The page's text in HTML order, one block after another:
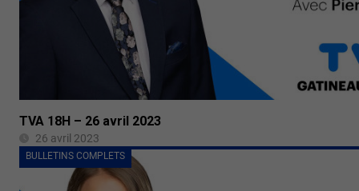
TVA 18H – 26 avril 2023
26 avril 2023
BULLETINS COMPLETS